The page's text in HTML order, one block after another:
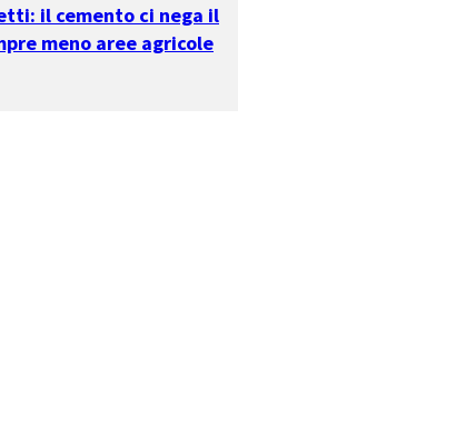
il cemento ci nega il
meno aree agricole